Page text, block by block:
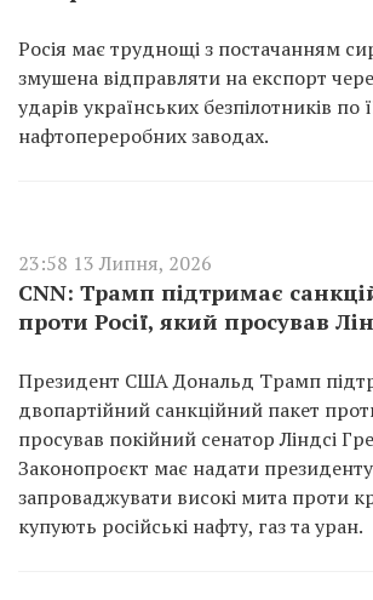
Росія має труднощі з постачанням
змушена відправляти на експорт
ударів українських безпілотників по
нафтопереробних заводах.
23:58 13 Липня, 2026
CNN: Трамп підтримає
проти Росії, який просував
Президент США Дональд Трамп
двопартійний санкційний пакет
просував покійний сенатор Ліндсі
Законопроєкт має надати
запроваджувати високі мита проти
купують російські нафту, газ та уран.